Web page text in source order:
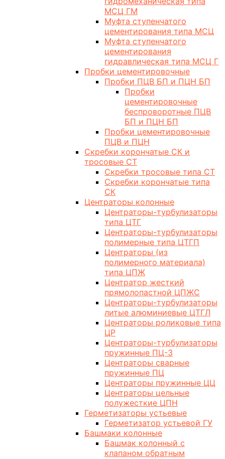
МСЦ ГМ
Муфта ступенчатого
цементирования типа МСЦ
Муфта ступенчатого
цементирования
гидравлическая типа МСЦ Г
Пробки цементировочные
Пробки ПЦВ БП и ПЦН БП
Пробки
цементировочные
беспроворотные ПЦВ
БП и ПЦН БП
Пробки цементировочные
ПЦВ и ПЦН
Скребки корончатые СК и
тросовые СТ
Скребки тросовые типа СТ
Скребки корончатые типа
СК
Центраторы колонные
Центраторы-турбулизаторы
типа ЦТГ
Центраторы-турбулизаторы
полимерные типа ЦТГП
Центраторы (из
полимерного материала)
типа ЦПЖ
Центратор жесткий
прямолопастной ЦПЖС
Центраторы-турбулизаторы
литые алюминиевые ЦТГЛ
Центраторы роликовые типа
ЦР
Центраторы-турбулизаторы
пружинные ПЦ-3
Центраторы сварные
пружинные ПЦ
Центраторы пружинные ЦЦ
Центраторы цельные
полужесткие ЦПН
Герметизаторы устьевые
Герметизатор устьевой ГУ
Башмаки колонные
Башмак колонный с
клапаном обратным